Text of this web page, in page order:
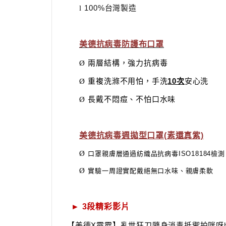
l 100%台灣製造
美德抗病毒防護布口罩
Ø 兩層結構，強力抗病毒
Ø 重複洗滌不用怕，手洗10次安心洗
Ø 長戴不悶痘、不怕口水味
美德抗病毒週拋型口罩(素還真紫)
Ø ⼝罩親膚層通過紡織品抗病毒ISO18184檢測
Ø 實驗一周證實配戴絕無口水味、親膚柔軟
► 3段精彩影片